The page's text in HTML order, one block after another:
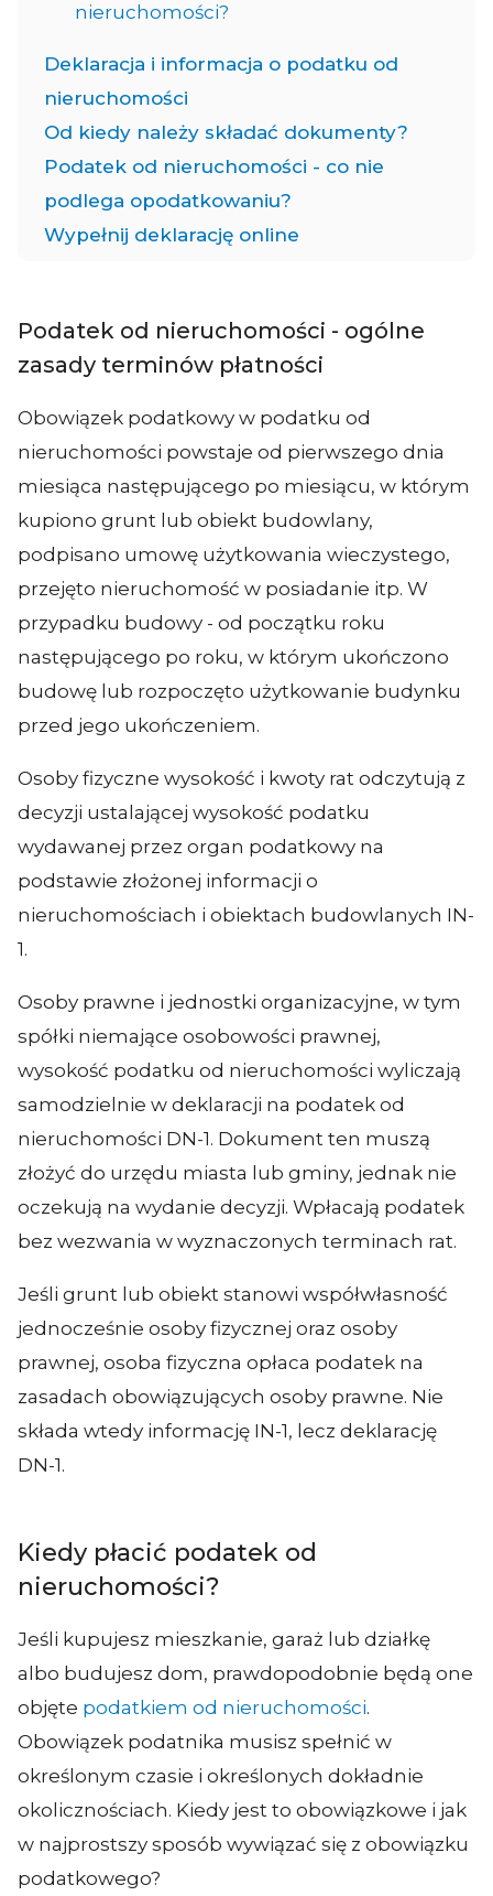
nieruchomości?
Deklaracja i informacja o podatku od
nieruchomości
Od kiedy należy składać dokumenty?
Podatek od nieruchomości - co nie
podlega opodatkowaniu?
Wypełnij deklarację online
Podatek od nieruchomości - ogólne
zasady terminów płatności
Obowiązek podatkowy w podatku od
nieruchomości powstaje od pierwszego dnia
miesiąca następującego po miesiącu, w którym
kupiono grunt lub obiekt budowlany,
podpisano umowę użytkowania wieczystego,
przejęto nieruchomość w posiadanie itp. W
przypadku budowy - od początku roku
następującego po roku, w którym ukończono
budowę lub rozpoczęto użytkowanie budynku
przed jego ukończeniem.
Osoby fizyczne wysokość i kwoty rat odczytują z
decyzji ustalającej wysokość podatku
wydawanej przez organ podatkowy na
podstawie złożonej informacji o
nieruchomościach i obiektach budowlanych IN-
1.
Osoby prawne i jednostki organizacyjne, w tym
spółki niemające osobowości prawnej,
wysokość podatku od nieruchomości wyliczają
samodzielnie w deklaracji na podatek od
nieruchomości DN-1. Dokument ten muszą
złożyć do urzędu miasta lub gminy, jednak nie
oczekują na wydanie decyzji. Wpłacają podatek
bez wezwania w wyznaczonych terminach rat.
Jeśli grunt lub obiekt stanowi współwłasność
jednocześnie osoby fizycznej oraz osoby
prawnej, osoba fizyczna opłaca podatek na
zasadach obowiązujących osoby prawne. Nie
składa wtedy informację IN-1, lecz deklarację
DN-1.
Kiedy płacić podatek od
nieruchomości?
Jeśli kupujesz mieszkanie, garaż lub działkę
albo budujesz dom, prawdopodobnie będą one
objęte podatkiem od nieruchomości.
Obowiązek podatnika musisz spełnić w
określonym czasie i określonych dokładnie
okolicznościach. Kiedy jest to obowiązkowe i jak
w najprostszy sposób wywiązać się z obowiązku
podatkowego?